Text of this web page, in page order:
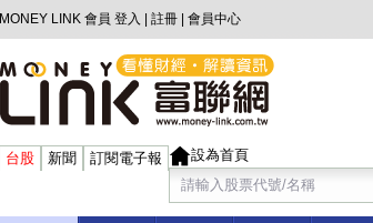
MONEY LINK 會員 登入 註冊 會員中心
台股 新聞 訂閱電子報 設為首頁